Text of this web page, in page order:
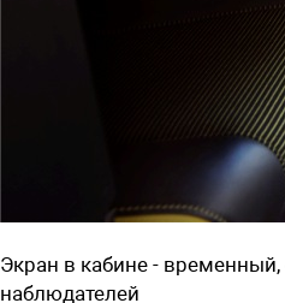
Экран в кабине -
наблюдателей